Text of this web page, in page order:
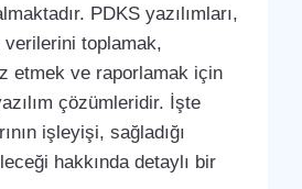
PDKS yazılımları,
verilerini toplamak,
etmek ve raporlamak için
çözümleridir. İşte
işleyişi, sağladığı
hakkında detaylı bir